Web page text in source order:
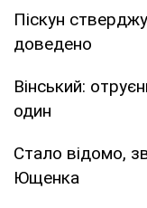
Піскун
доведено
Вінський:
один
Стало відомо,
Ющенка